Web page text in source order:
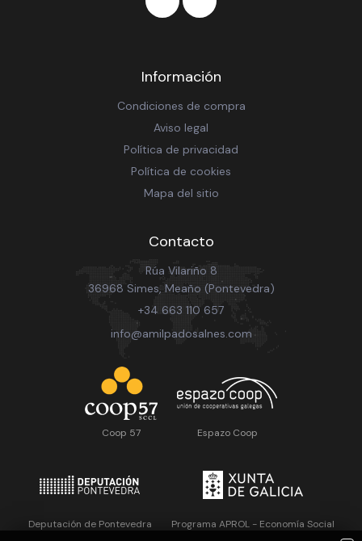
Información
Condiciones de compra
Aviso legal
Política de privacidad
Política de cookies
Mapa del sitio
Contacto
Rúa Vilariño 8
36968 Simes, Meaño (Pontevedra)
+34 663 110 657
info@amilpadosalnes.com
Coop 57 Espazo Coop
Deputación de Pontevedra
Programa APROL - Economía Social